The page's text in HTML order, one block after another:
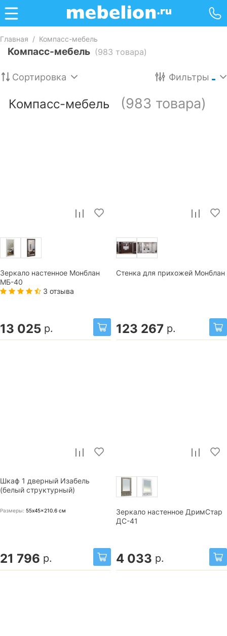
Главная / Компасс-мебель
Компасс-мебель (983 товара)
Сортировка Фильтры
Компасс-мебель (983 товара)
Зеркало настенное Монблан
МБ-40
3 отзыва
13 025 р.
Стенка для прихожей Монблан
123 267 р.
Шкаф 1 дверный Изабель
(белый структурный)
Размеры: 55x45x210.6 см
21 796 р.
Зеркало настенное ДримСтар
ДС-41
4 033 р.